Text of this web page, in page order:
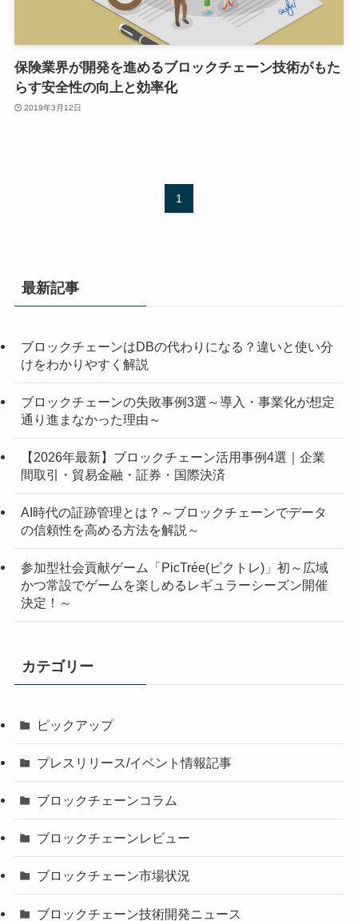
保険業界が開発を進めるブロックチェーン技術がもた
らす安全性の向上と効率化
2019年3月12日
1
最新記事
ブロックチェーンはDBの代わりになる？違いと使い分
けをわかりやすく解説
ブロックチェーンの失敗事例3選～導入・事業化が想定
通り進まなかった理由～
【2026年最新】ブロックチェーン活用事例4選｜企業
間取引・貿易金融・証券・国際決済
AI時代の証跡管理とは？～ブロックチェーンでデータ
の信頼性を高める方法を解説～
参加型社会貢献ゲーム「PicTrée(ピクトレ)」初～広域
かつ常設でゲームを楽しめるレギュラーシーズン開催
決定！～
カテゴリー
ピックアップ
プレスリリース/イベント情報記事
ブロックチェーンコラム
ブロックチェーンレビュー
ブロックチェーン市場状況
ブロックチェーン技術開発ニュース